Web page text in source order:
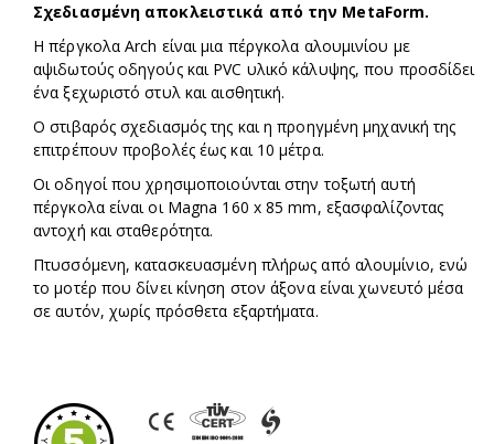
Σχεδιασμένη αποκλειστικά από την MetaForm.
Η πέργκολα Arch είναι μια πέργκολα αλουμινίου με
αψιδωτούς οδηγούς και PVC υλικό κάλυψης, που προσδίδει
ένα ξεχωριστό στυλ και αισθητική.
Ο στιβαρός σχεδιασμός της και η προηγμένη μηχανική της
επιτρέπουν προβολές έως και 10 μέτρα.
Οι οδηγοί που χρησιμοποιούνται στην τοξωτή αυτή
πέργκολα είναι οι Magna 160 x 85 mm, εξασφαλίζοντας
αντοχή και σταθερότητα.
Πτυσσόμενη, κατασκευασμένη πλήρως από αλουμίνιο, ενώ
το μοτέρ που δίνει κίνηση στον άξονα είναι χωνευτό μέσα
σε αυτόν, χωρίς πρόσθετα εξαρτήματα.